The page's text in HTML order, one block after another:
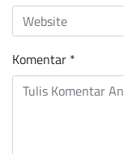
Komentar *